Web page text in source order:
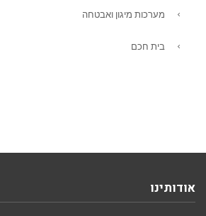
מערכות מיגון ואבטחה
בית חכם
אודותינו